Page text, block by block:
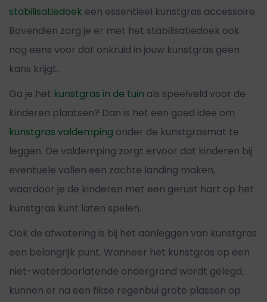
stabilisatiedoek een essentieel kunstgras accessoire.
Bovendien zorg je er met het stabilisatiedoek ook
nog eens voor dat onkruid in jouw kunstgras geen
kans krijgt.
Ga je het kunstgras in de tuin als speelveld voor de
kinderen plaatsen? Dan is het een goed idee om
kunstgras valdemping onder de kunstgrasmat te
leggen. De valdemping zorgt ervoor dat kinderen bij
eventuele vallen een zachte landing maken,
waardoor je de kinderen met een gerust hart op het
kunstgras kunt laten spelen.
Ook de afwatering is bij het aanleggen van kunstgras
een belangrijk punt. Wanneer het kunstgras op een
niet-waterdoorlatende ondergrond wordt gelegd,
kunnen er na een fikse regenbui grote plassen op